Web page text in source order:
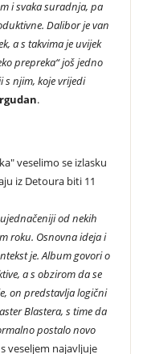
i svaka suradnja, pa
Dalibor je van
a s takvima je uvijek
prepreka“ još jedno
njim, koje vrijedi
.
veselimo se izlasku
iz Detoura biti 11
od nekih
roku. Osnovna ideja i
je. Album govori o
a s obzirom da se
on predstavlja logični
Blastera, s time da
postalo novo
veseljem najavljuje